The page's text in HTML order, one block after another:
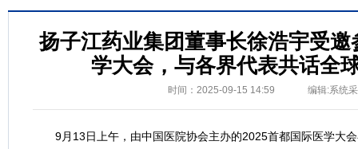
扬子江药业集团董事长徐浩宇受
学大会，与各界代表共话全
时间：2025-09-15 14:59 编辑:系统
9月13日上午，由中国医院协会主办的2025首都国际医学大